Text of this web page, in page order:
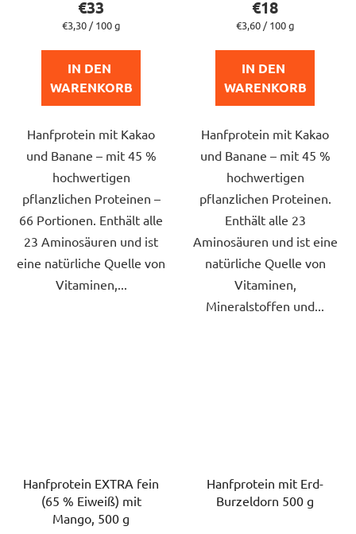
ist
von
5
Sternen.
€33
Verkaufspreis:
€3,30 / 100 g
IN DEN
WARENKORB
Hanfprotein mit Kakao
und Banane – mit 45 %
hochwertigen
pflanzlichen Proteinen –
66 Portionen. Enthält alle
23 Aminosäuren und ist
eine natürliche Quelle von
Vitaminen,...
ist
von
5
Sternen.
€18
Verkaufspreis:
€3,60 / 100 g
IN DEN
WARENKORB
Hanfprotein mit Kakao
und Banane – mit 45 %
hochwertigen
pflanzlichen Proteinen.
Enthält alle 23
Aminosäuren und ist eine
natürliche Quelle von
Vitaminen,
Mineralstoffen und...
Hanfprotein EXTRA fein
(65 % Eiweiß) mit
Mango, 500 g
Hanfprotein mit Erd-
Burzeldorn 500 g